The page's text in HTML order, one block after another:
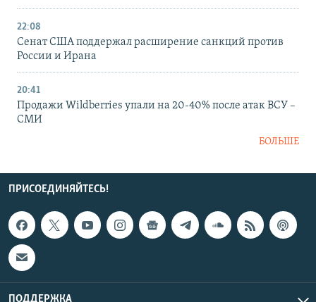
22:08
Сенат США поддержал расширение санкций против
России и Ирана
20:41
Продажи Wildberries упали на 20-40% после атак ВСУ –
СМИ
БОЛЬШЕ
ПРИСОЕДИНЯЙТЕСЬ!
ПОДДЕРЖКА